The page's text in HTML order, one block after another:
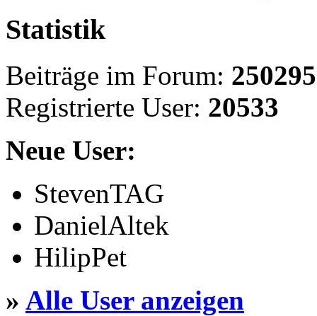
Statistik
Beiträge im Forum: 250295
Registrierte User: 20533
Neue User:
StevenTAG
DanielAltek
HilipPet
» Alle User anzeigen